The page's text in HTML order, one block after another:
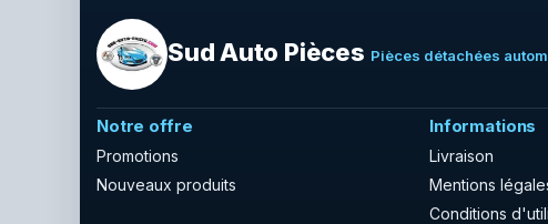
Sud Auto Pièces Pièces détachées
Notre offre
Promotions
Nouveaux produits
Informations
Livraison
Mentions
Conditions